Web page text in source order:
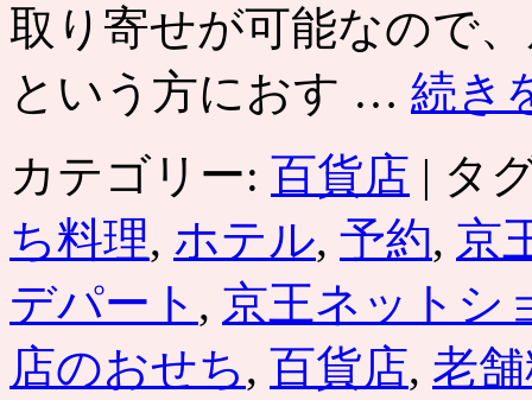
取り寄せが可能なので
という方におす … 続き
カテゴリー: 百貨店 | タ
ち料理, ホテル, 予約, 京
デパート , 京王ネットシ
店のおせち, 百貨店, 老